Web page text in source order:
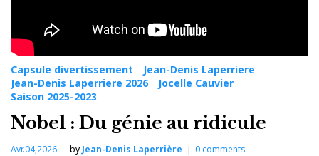
Capsule divertissement
Jean-Denis Laperriere
Jean-Denis Laperriere 2026
Jocelle Cauvier
Saison 2025-2023
Nobel : Du génie au ridicule
Avr.04,2026 by Jean-Denis Laperrière 0comments